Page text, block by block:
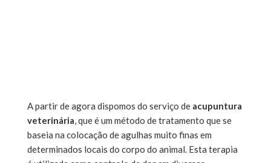
A partir de agora dispomos do serviço de acupuntura
veterinária, que é um método de tratamento que se
baseia na colocação de agulhas muito finas em
determinados locais do corpo do animal. Esta terapia